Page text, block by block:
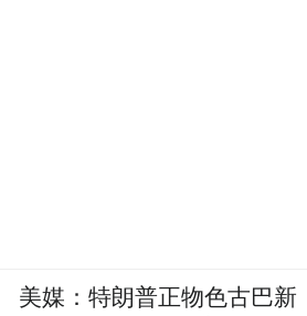
美媒：特朗普正物色古巴新